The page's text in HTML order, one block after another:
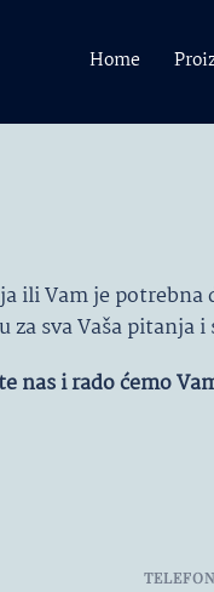
Home
ili Vam je
za sva Vaša pitanja i
nas i rado ćemo
TELEFON